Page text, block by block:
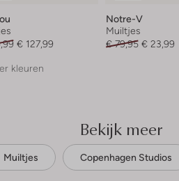
€ 127,99
kleuren
Notre-V
Muiltjes
€ 79,95 € 23,99
Bekijk meer
Muiltjes Copenhagen Studios